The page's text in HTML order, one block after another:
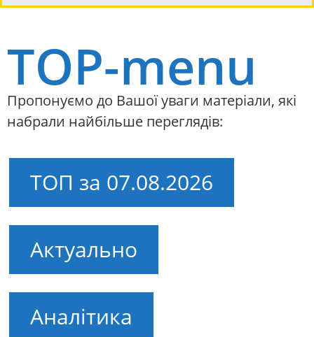
TOP-menu
Пропонуємо до Вашої уваги матеріали, які
набрали найбільше переглядів:
ТОП за 07.08.2026
Актуально
Аналітика